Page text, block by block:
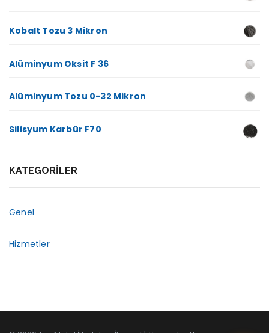
Kobalt Tozu 3 Mikron
Alüminyum Oksit F 36
Alüminyum Tozu 0-32 Mikron
Silisyum Karbür F70
KATEGORILER
Genel
Hizmetler